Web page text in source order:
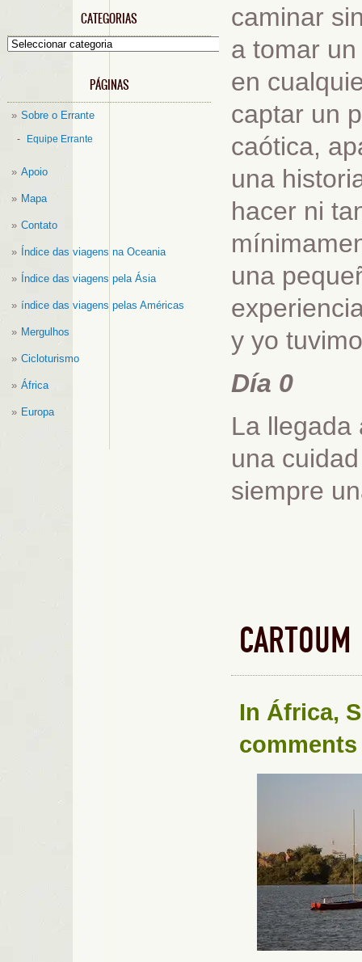
CATEGORIAS
Categorias
PÁGINAS
Sobre o Errante
Equipe Errante
Apoio
Mapa
Contato
Índice das viagens na Oceania
Índice das viagens pela Ásia
índice das viagens pelas Américas
Mergulhos
Cicloturismo
África
Europa
caminar
a tomar
en
captar un
caótica,
una
hacer ni
una
y yo
Día 0
La llegada
una
siempre
In África,
comments